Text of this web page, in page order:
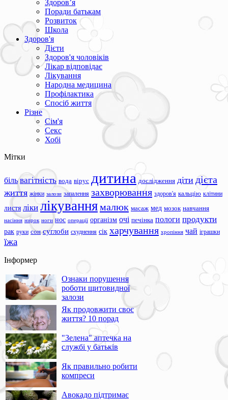
Здоров’я
Поради батькам
Розвиток
Школа
Здоров'я
Дієти
Здоров'я чоловіків
Лікар відповідає
Лікування
Народна медицина
Профілактика
Спосіб життя
Різне
Сім'я
Секс
Хобі
Мітки
біль вагітність вода вірус дитина дослідження діти дієта
життя жінки залози запалення захворювання здоров'я кальцію клітини
листя ліки лікуваннямалюк масаж мед мозок навчання
насіння нирок ноги нос операції організм очі печінка пологи продукти
рак руки сон суглоби схуднення сік харчування хропіння чай іграшки
їжа
Інформер
Ознаки порушення
роботи щитовидної
залози
Як продовжити своє
життя? 10 порад
"Зелена" аптечка на
службі у батьків
Як правильно робити
компреси
Авокадо підтримає